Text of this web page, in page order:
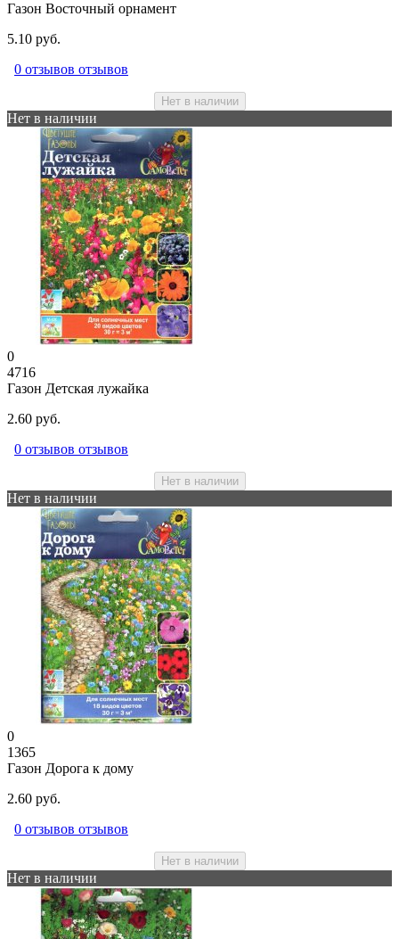
Газон Восточный орнамент
5.10 руб.
0 отзывов отзывов
Нет в наличии
Нет в наличии
0
4716
Газон Детская лужайка
2.60 руб.
0 отзывов отзывов
Нет в наличии
Нет в наличии
0
1365
Газон Дорога к дому
2.60 руб.
0 отзывов отзывов
Нет в наличии
Нет в наличии